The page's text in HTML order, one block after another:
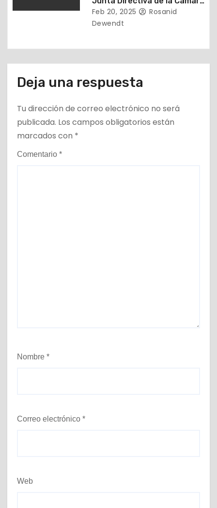
Inmobiliaria de Falcón (2025-
2027)
Feb 20, 2025
Rosanid
Dewendt
Deja una respuesta
Tu dirección de correo electrónico no será
publicada. Los campos obligatorios están
marcados con *
Comentario *
Nombre *
Correo electrónico *
Web